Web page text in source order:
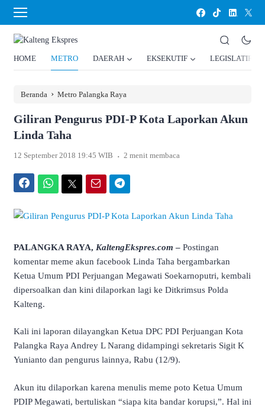
HOME METRO DAERAH EKSEKUTIF LEGISLATIF
Beranda › Metro Palangka Raya
Giliran Pengurus PDI-P Kota Laporkan Akun
Linda Taha
12 September 2018 19:45 WIB . 2 menit membaca
PALANGKA RAYA, KaltengEkspres.com– Postingan
komentar meme akun facebook Linda Taha bergambarkan
Ketua Umum PDI Perjuangan Megawati Soekarnoputri, kembali
dipersoalkan dan kini dilaporkan lagi ke Ditkrimsus Polda
Kalteng.
Kali ini laporan dilayangkan Ketua DPC PDI Perjuangan Kota
Palangka Raya Andrey L Narang didampingi sekretaris Sigit K
Yunianto dan pengurus lainnya, Rabu (12/9).
Akun itu dilaporkan karena menulis meme poto Ketua Umum
PDIP Megawati, bertuliskan “siapa kita bandar korupsi,”. Hal ini